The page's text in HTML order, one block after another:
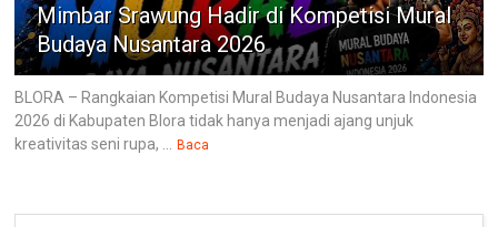
Mimbar Srawung Hadir di Kompetisi Mural
Budaya Nusantara 2026
BLORA – Rangkaian Kompetisi Mural Budaya Nusantara Indonesia
2026 di Kabupaten Blora tidak hanya menjadi ajang unjuk
kreativitas seni rupa, ...
Baca